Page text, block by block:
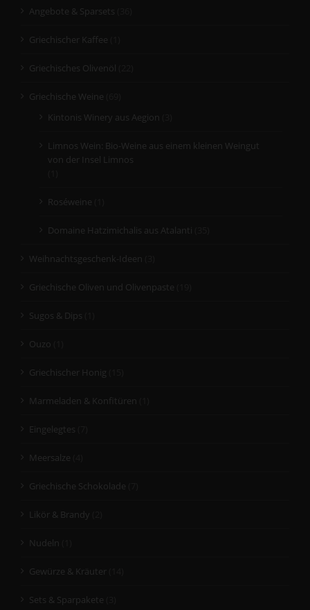
Angebote & Sparsets
Griechischer Kaffee
Griechisches Olivenöl
Griechische Weine
Kintonis Winery aus Aegion
Limnos Wein: Bio-Weine aus einem kleinen Weingut
von der Insel Limnos
Roséweine
Domaine Hatzimichalis aus Atalanti
Weihnachtsgeschenk-Ideen
Griechische Oliven und Olivenpaste
Sugos & Dips
Ouzo
Griechischer Honig
Marmeladen & Konfitüren
Eingelegtes
Meersalze
Griechische Schokolade
Likör & Brandy
Nudeln
Gewürze & Kräuter
Sets & Sparpakete